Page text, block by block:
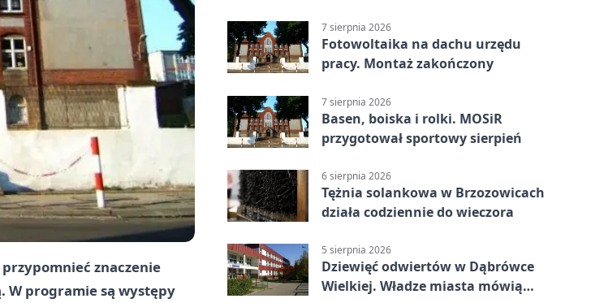
znaczenie
W programie są występy
7 sierpnia 2026
Fotowoltaika na dachu urzędu
pracy. Montaż zakończony
7 sierpnia 2026
Basen, boiska i rolki. MOSiR
przygotował sportowy sierpień
6 sierpnia 2026
Tężnia solankowa w Brzozowicach
działa codziennie do wieczora
5 sierpnia 2026
Dziewięć odwiertów w Dąbrówce
Wielkiej. Władze miasta mówią